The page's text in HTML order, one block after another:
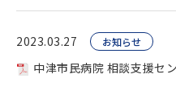
2023.03.27 お知らせ
中津市民病院 相談支援セ